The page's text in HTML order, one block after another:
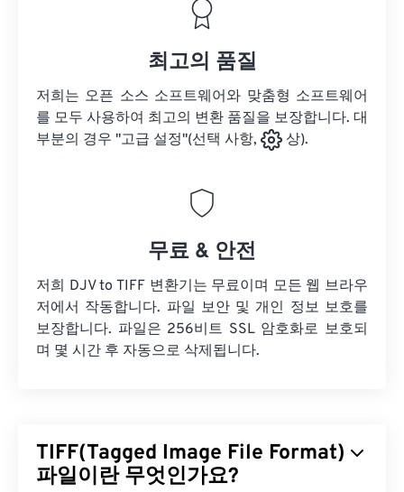
최고의 품질
저희는 오픈 소스 소프트웨어와 맞춤형 소프트웨어
를 모두 사용하여 최고의 변환 품질을 보장합니다. 대
부분의 경우 "고급 설정"(선택 사항,
상).
무료 & 안전
저희 DJV to TIFF 변환기는 무료이며 모든 웹 브라우
저에서 작동합니다. 파일 보안 및 개인 정보 보호를
보장합니다. 파일은 256비트 SSL 암호화로 보호되
며 몇 시간 후 자동으로 삭제됩니다.
TIFF(Tagged Image File Format)
파일이란 무엇인가요?